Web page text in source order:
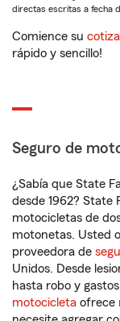
directas escritas a fecha
Comience su
rápido y sencillo!
Seguro de
¿Sabía que State
desde 1962? State
motocicletas de
motonetas. Usted
proveedora de
Unidos. Desde
hasta robo y
motocicleta ofrece